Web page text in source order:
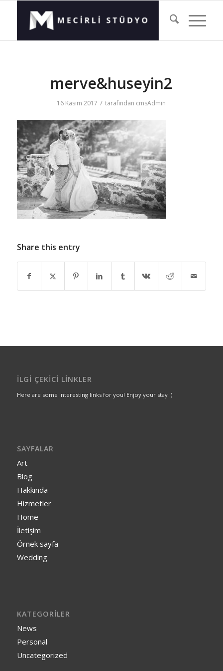
merve&huseyin2
16 Kasım 2017 / tarafından cmsAdmin
Share this entry
İLGI ÇEKICI LINKLER
Here are some interesting links for you! Enjoy your stay :)
SAYFALAR
Art
Blog
Hakkında
Hizmetler
Home
İletişim
Örnek sayfa
Wedding
KATEGORILER
News
Personal
Uncategorized